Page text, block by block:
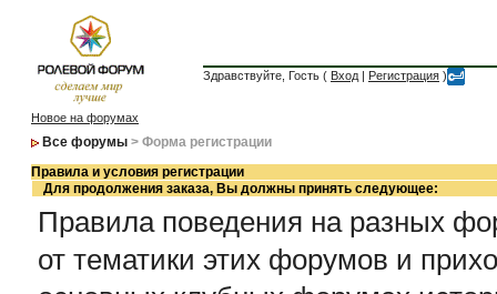
Здравствуйте, Гость ( Вход | Регистрация )
Новое на форумах
Все форумы > Форма регистрации
Правила и условия регистрации
Для продолжения заказа, Вы должны принять следующее:
Правила поведения на разных
от тематики этих форумов и